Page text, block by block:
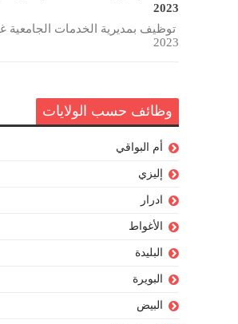
2023
توظيف بمديرية الخدمات الجامعية
2023
وظائف حسب الولايات
أم البواقي
إليزي
ادرار
الأغواط
البليدة
البويرة
البيض